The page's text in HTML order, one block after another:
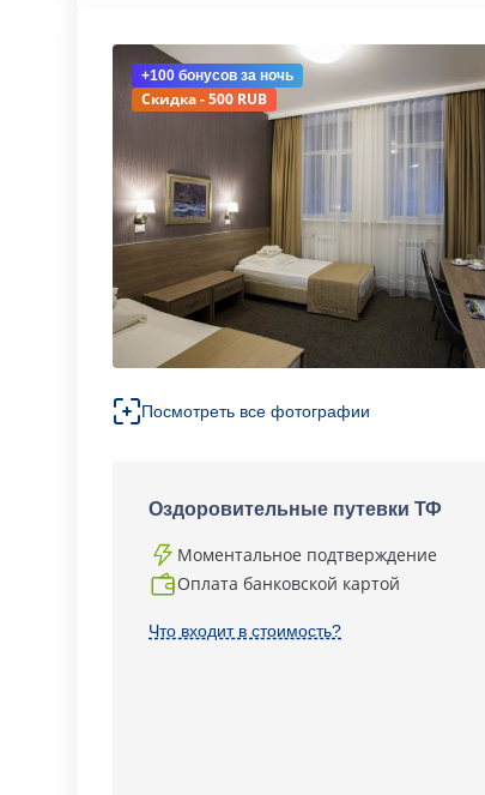
+100 бонусов за ночь
Скидка - 500 RUB
Посмотреть все фотографии
Оздоровительные путевки ТФ
Моментальное подтверждение
Оплата банковской картой
Что входит в стоимость?